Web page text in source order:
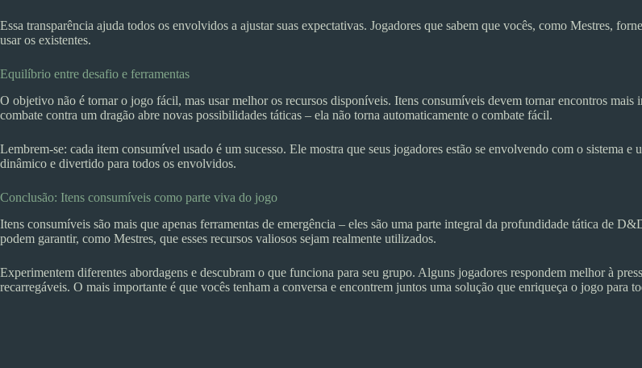
Essa transparência ajuda todos os envolvidos a ajustar suas expectativas. Jogadores que sabem que vocês, como Mestres,
usar os existentes.
Equilíbrio entre desafio e ferramentas
O objetivo não é tornar o jogo fácil, mas usar melhor os recursos disponíveis. Itens consumíveis devem tornar encontros mais
combate contra um dragão abre novas possibilidades táticas – ela não torna automaticamente o combate fácil.
Lembrem-se: cada item consumível usado é um sucesso. Ele mostra que seus jogadores estão se envolvendo com o sistema
dinâmico e divertido para todos os envolvidos.
Conclusão: Itens consumíveis como parte viva do jogo
Itens consumíveis são mais que apenas ferramentas de emergência – eles são uma parte integral da profundidade tática de
podem garantir, como Mestres, que esses recursos valiosos sejam realmente utilizados.
Experimentem diferentes abordagens e descubram o que funciona para seu grupo. Alguns jogadores respondem melhor à
recarregáveis. O mais importante é que vocês tenham a conversa e encontrem juntos uma solução que enriqueça o jogo para